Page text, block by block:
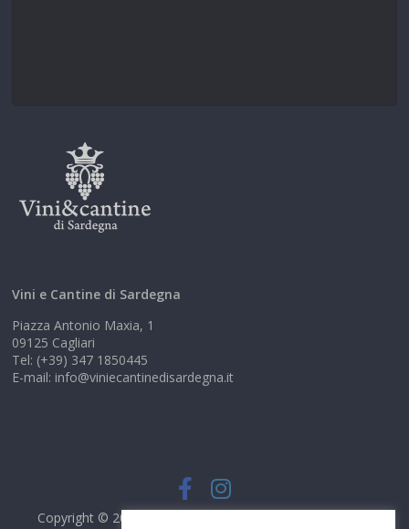
Vini e Cantine di Sardegna
Piazza Antonio Maxia, 1
09125 Cagliari
Tel: (+39) 347 1850445
E-mail: info@viniecantinedisardegna.it
Copyright © 2026